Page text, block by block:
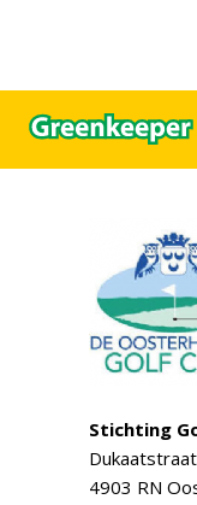
Stichting
4903 RN